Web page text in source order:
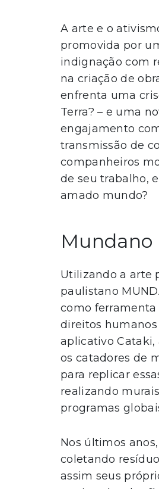
A arte e o
promovida por
indignação com
na criação de
enfrenta uma
Terra? – e uma
engajamento
transmissão de
companheiros
de seu trabalho,
amado mundo?
Mundano
Utilizando a arte
paulistano
como ferramenta
direitos humanos
aplicativo Cataki,
os catadores de
para replicar
realizando
programas
Nos últimos
coletando
assim seus